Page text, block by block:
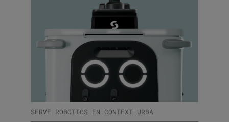
SERVE ROBOTICS EN CONTEXT URBÀ